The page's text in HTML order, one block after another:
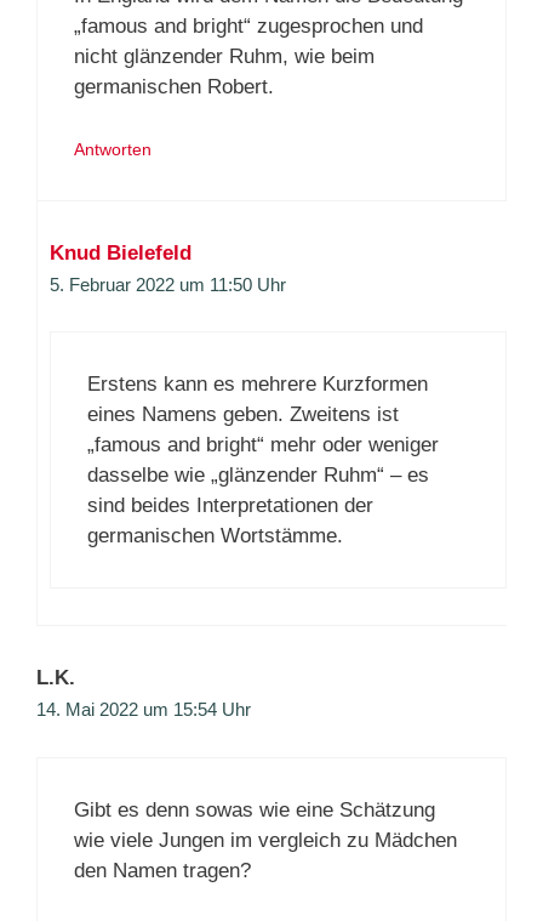
„famous and bright“ zugesprochen und
nicht glänzender Ruhm, wie beim
germanischen Robert.
Antworten
Knud Bielefeld
5. Februar 2022 um 11:50 Uhr
Erstens kann es mehrere Kurzformen
eines Namens geben. Zweitens ist
„famous and bright“ mehr oder weniger
dasselbe wie „glänzender Ruhm“ – es
sind beides Interpretationen der
germanischen Wortstämme.
L.K.
14. Mai 2022 um 15:54 Uhr
Gibt es denn sowas wie eine Schätzung
wie viele Jungen im vergleich zu Mädchen
den Namen tragen?